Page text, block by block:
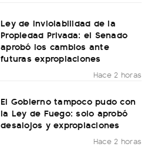
Ley de Inviolabilidad de la
Propiedad Privada: el Senado
aprobó los cambios ante
futuras expropiaciones
Hace 2 horas
El Gobierno tampoco pudo con
la Ley de Fuego: solo aprobó
desalojos y expropiaciones
Hace 2 horas